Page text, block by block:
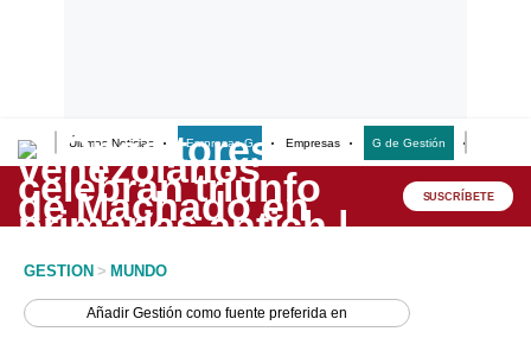
Últimas Noticias Empresas G Empresas G de Gestión
Lo último
Peru Quiosco SUSCRÍBETE
GESTION > MUNDO
AñadirGestión como fuente preferida en